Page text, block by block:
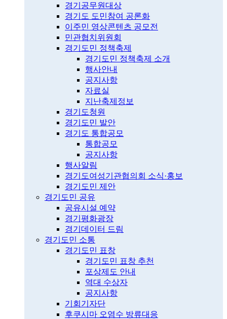
경기공무원대상
경기도 도민참여 공론화
이주민 영상콘텐츠 공모전
민관협치위원회
경기도민 정책축제
경기도민 정책축제 소개
행사안내
공지사항
자료실
지난축제정보
경기도청원
경기도민 발안
경기도 통합공모
통합공모
공지사항
행사알림
경기도여성기관협의회 소식·홍보
경기도민 제안
경기도민 공유
공유시설 예약
경기평화광장
경기데이터 드림
경기도민 소통
경기도민 표창
경기도민 표창 추천
포상제도 안내
역대 수상자
공지사항
기회기자단
후쿠시마 오염수 방류대응